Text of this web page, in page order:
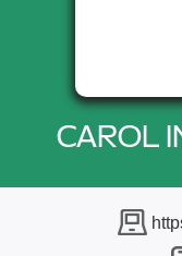
CAROL